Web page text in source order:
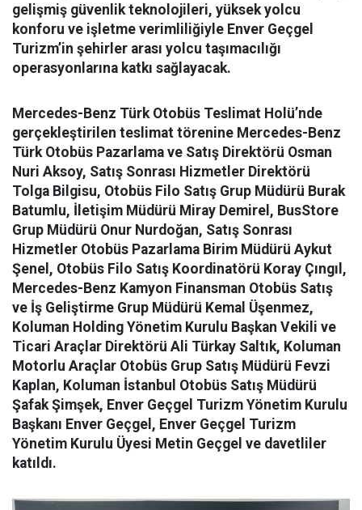
gelişmiş güvenlik teknolojileri, yüksek yolcu
konforu ve işletme verimliliğiyle Enver Geçgel
Turizm’in şehirler arası yolcu taşımacılığı
operasyonlarına katkı sağlayacak.
Mercedes-Benz Türk Otobüs Teslimat Holü’nde
gerçekleştirilen teslimat törenine Mercedes-Benz
Türk Otobüs Pazarlama ve Satış Direktörü Osman
Nuri Aksoy, Satış Sonrası Hizmetler Direktörü
Tolga Bilgisu, Otobüs Filo Satış Grup Müdürü Burak
Batumlu, İletişim Müdürü Miray Demirel, BusStore
Grup Müdürü Onur Nurdoğan, Satış Sonrası
Hizmetler Otobüs Pazarlama Birim Müdürü Aykut
Şenel, Otobüs Filo Satış Koordinatörü Koray Çıngıl,
Mercedes-Benz Kamyon Finansman Otobüs Satış
ve İş Geliştirme Grup Müdürü Kemal Üşenmez,
Koluman Holding Yönetim Kurulu Başkan Vekili ve
Ticari Araçlar Direktörü Ali Türkay Saltık, Koluman
Motorlu Araçlar Otobüs Grup Satış Müdürü Fevzi
Kaplan, Koluman İstanbul Otobüs Satış Müdürü
Şafak Şimşek, Enver Geçgel Turizm Yönetim Kurulu
Başkanı Enver Geçgel, Enver Geçgel Turizm
Yönetim Kurulu Üyesi Metin Geçgel ve davetliler
katıldı.